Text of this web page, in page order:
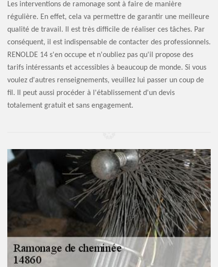
Les interventions de ramonage sont à faire de manière
régulière. En effet, cela va permettre de garantir une meilleure
qualité de travail. Il est très difficile de réaliser ces tâches. Par
conséquent, il est indispensable de contacter des professionnels.
RENOLDE 14 s'en occupe et n'oubliez pas qu'il propose des
tarifs intéressants et accessibles à beaucoup de monde. Si vous
voulez d'autres renseignements, veuillez lui passer un coup de
fil. Il peut aussi procéder à l'établissement d'un devis
totalement gratuit et sans engagement.